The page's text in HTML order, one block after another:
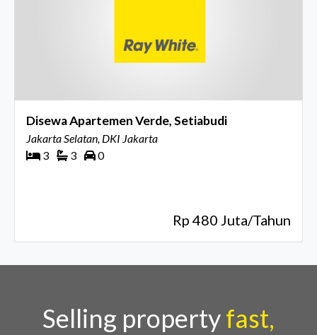
Disewa Apartemen Verde, Setiabudi
Jakarta Selatan, DKI Jakarta
3
3 0
Rp 480 Juta/Tahun
Selling propertyfast,